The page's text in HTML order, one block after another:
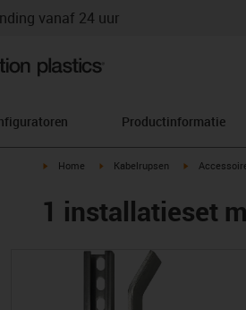
vanaf 24 uur
Productinformatie
igus-icon-arrow-right
Home igus-icon-arrow-right
Kabelrupsen igus-icon-
1 installatieset